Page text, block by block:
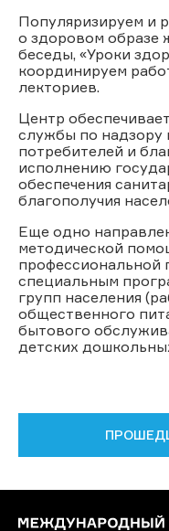
Популяризируем и
о здоровом образе
беседы, «Уроки
координируем
лекториев.
Центр
службы по надзору
потребителей и
исполнению
обеспечения
благополучия
Еще одно
методической
профессиональной
специальным
групп населения
общественного
бытового
детских